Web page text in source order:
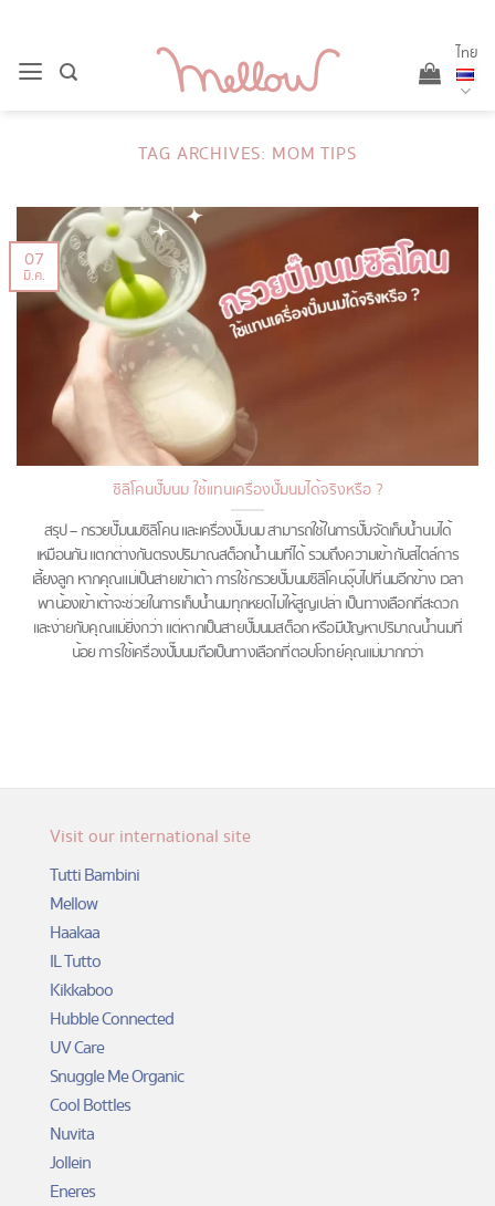
ไทย
TAG ARCHIVES: MOM TIPS
ซิลิโคนปั๊มนม ใช้แทนเครื่องปั๊มนมได้จริงหรือ ?
สรุป – กรวยปั๊มนมซิลิโคน และเครื่องปั๊มนม สามารถใช้ในการปั๊มจัดเก็บน้ำนมได้
เหมือนกัน แตกต่างกันตรงปริมาณสต็อกน้ำนมที่ได้ รวมถึงความเข้ากับสไตล์การ
เลี้ยงลูก หากคุณแม่เป็นสายเข้าเต้า การใช้กรวยปั๊มนมซิลิโคนจุ๊บไปที่นมอีกข้าง เวลา
พาน้องเข้าเต้าจะช่วยในการเก็บน้ำนมทุกหยดไม่ให้สูญเปล่า เป็นทางเลือกที่สะดวก
และง่ายกับคุณแม่ยิ่งกว่า แต่หากเป็นสายปั๊มนมสต็อก หรือมีปัญหาปริมาณน้ำนมที่
น้อย การใช้เครื่องปั๊มนมถือเป็นทางเลือกที่ตอบโจทย์คุณแม่มากกว่า
07
มี.ค.
Visit our international site
Tutti Bambini
Mellow
Haakaa
IL Tutto
Kikkaboo
Hubble Connected
UV Care
Snuggle Me Organic
Cool Bottles
Nuvita
Jollein
Eneres